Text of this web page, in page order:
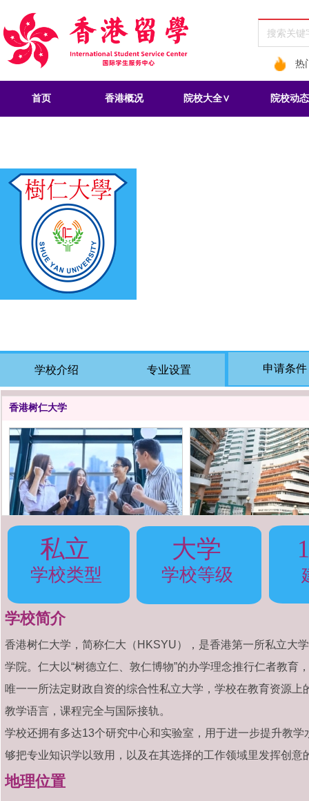
热
首页 香港概况 院校大全∨ 院校动态
学校介绍
香港树仁大学
香港树仁大学 香港树仁大学
私立
学校类型
大学
学校等级
学校简介
香港树仁大学，简称仁大（HKSYU），是香港第一所私立大
学院。仁大以“树德立仁、敦仁博物”的办学理念推行仁者教
唯一一所法定财政自资的综合性私立大学，学校在教育资源
教学语言，课程完全与国际接轨。
学校还拥有多达13个研究中心和实验室，用于进一步提升教
够把专业知识学以致用，以及在其选择的工作领域里发挥创意
地理位置
专业设置 申请条件